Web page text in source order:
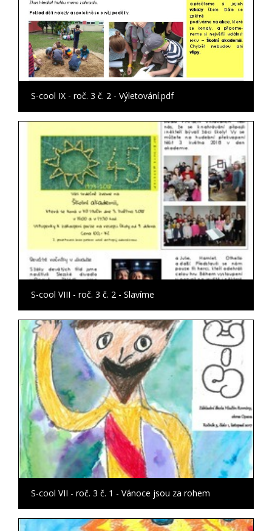
S-cool IX - roč. 3 č. 2 - Výletování.pdf
S-cool VIII - roč. 3 č. 2 - Slavíme
S-cool VII - roč. 3 č. 1 - Vánoce jsou za rohem